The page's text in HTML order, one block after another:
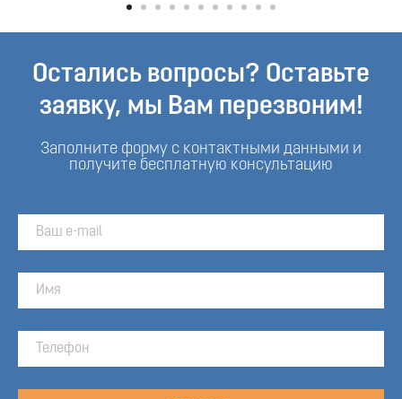
Остались вопросы? Оставьте
заявку, мы Вам перезвоним!
Заполните форму с контактными данными и
получите бесплатную консультацию